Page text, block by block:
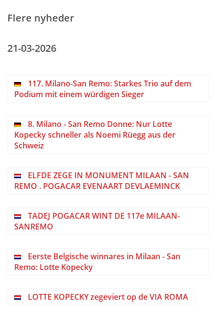
Flere nyheder
21-03-2026
117. Milano-San Remo: Starkes Trio auf dem
Podium mit einem würdigen Sieger
8. Milano - San Remo Donne: Nur Lotte
Kopecky schneller als Noemi Rüegg aus der
Schweiz
ELFDE ZEGE IN MONUMENT MILAAN - SAN
REMO . POGACAR EVENAART DEVLAEMINCK
TADEJ POGACAR WINT DE 117e MILAAN-
SANREMO
Eerste Belgische winnares in Milaan - San
Remo: Lotte Kopecky
LOTTE KOPECKY zegeviert op de VIA ROMA